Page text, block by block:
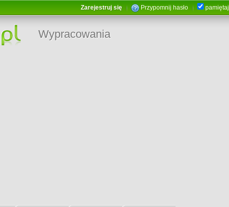
Zarejestruj się Przypomnij hasło pamiętaj
Wypracowania